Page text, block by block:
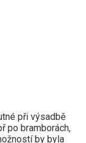
při výsadbě
po bramborách,
by byla